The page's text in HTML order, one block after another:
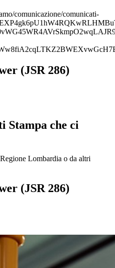
comunicazione/comunicati-
(JSR 286)
Stampa che ci
Lombardia o da altri
(JSR 286)